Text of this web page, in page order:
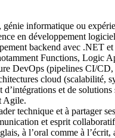
informatique ou
en développement
backend avec .NET
Functions, Logic
DevOps (pipelines CI/
cloud (scalabilité,
et de solutions
Agile.
technique et à partager
et esprit
à l’oral comme à